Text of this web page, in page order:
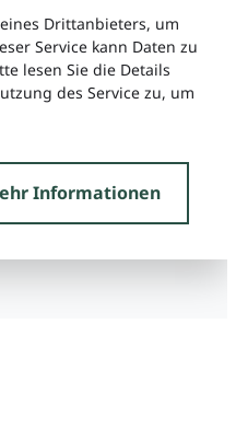
Drittanbieters, um
Service kann Daten zu
lesen Sie die Details
des Service zu, um
Informationen